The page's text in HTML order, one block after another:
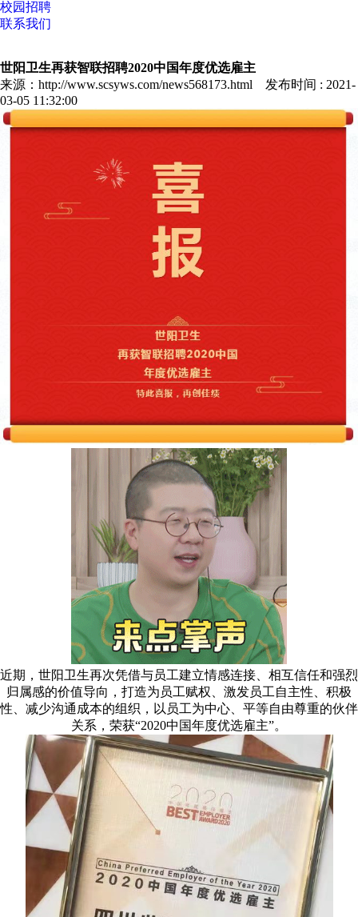
校园招聘
联系我们
世阳卫生再获智联招聘2020中国年度优选雇主
来源：http://www.scsyws.com/news568173.html 发布时间 : 2021-
03-05 11:32:00
近期，世阳卫生再次凭借与员工建立情感连接、相互信任和强烈
归属感的价值导向，打造为员工赋权、激发员工自主性、积极
性、减少沟通成本的组织，以员工为中心、平等自由尊重的伙伴
关系，荣获“2020中国年度优选雇主”。